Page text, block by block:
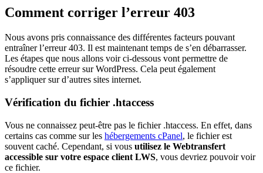
Comment corriger l’erreur 403
Nous avons pris connaissance des différentes facteurs pouvant
entraîner l’erreur 403. Il est maintenant temps de s’en débarrasser.
Les étapes que nous allons voir ci-dessous vont permettre de
résoudre cette erreur sur WordPress. Cela peut également
s’appliquer sur d’autres sites internet.
Vérification du fichier .htaccess
Vous ne connaissez peut-être pas le fichier .htaccess. En effet, dans
certains cas comme sur les hébergements cPanel, le fichier est
souvent caché. Cependant, si vous utilisez le Webtransfert
accessible sur votre espace client LWS, vous devriez pouvoir voir
ce fichier.